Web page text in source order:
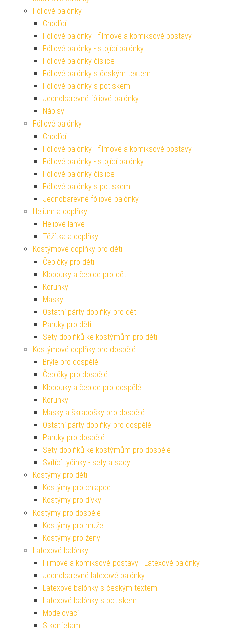
Fóliové balónky
Chodící
Fóliové balónky - filmové a komiksové postavy
Fóliové balónky - stojící balónky
Fóliové balónky číslice
Fóliové balónky s českým textem
Fóliové balónky s potiskem
Jednobarevné fóliové balónky
Nápisy
Fóliové balónky
Chodící
Fóliové balónky - filmové a komiksové postavy
Fóliové balónky - stojící balónky
Fóliové balónky číslice
Fóliové balónky s potiskem
Jednobarevné fóliové balónky
Helium a doplňky
Heliové lahve
Těžítka a doplňky
Kostýmové doplňky pro děti
Čepičky pro děti
Klobouky a čepice pro děti
Korunky
Masky
Ostatní párty doplňky pro děti
Paruky pro děti
Sety doplňků ke kostýmům pro děti
Kostýmové doplňky pro dospělé
Brýle pro dospělé
Čepičky pro dospělé
Klobouky a čepice pro dospělé
Korunky
Masky a škrabošky pro dospělé
Ostatní párty doplňky pro dospělé
Paruky pro dospělé
Sety doplňků ke kostýmům pro dospělé
Svítící tyčinky - sety a sady
Kostýmy pro děti
Kostýmy pro chlapce
Kostýmy pro dívky
Kostýmy pro dospělé
Kostýmy pro muže
Kostýmy pro ženy
Latexové balónky
Filmové a komiksové postavy - Latexové balónky
Jednobarevné latexové balónky
Latexové balónky s českým textem
Latexové balónky s potiskem
Modelovací
S konfetami